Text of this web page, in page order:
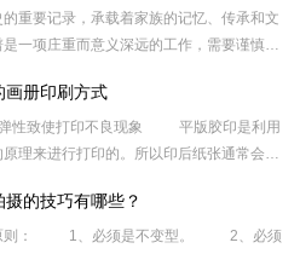
重要记录，承载着家族的记忆、传承和文
一项庄重而意义深远的工作，需要谨慎对
画册印刷方式
性致使打印不良现象 平版胶印是利用
理来进行打印的。所以印后纸张通常会伸
的技巧有哪些？
原则： 1、必须是不变型。 2、必须